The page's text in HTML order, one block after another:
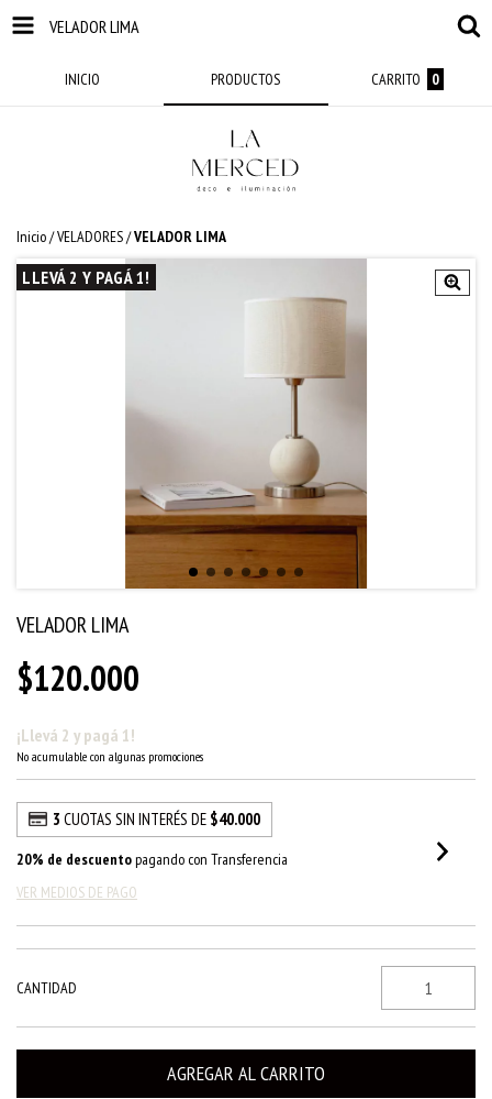
VELADOR LIMA
INICIO PRODUCTOS CARRITO 0
Inicio/VELADORES/VELADOR LIMA
LLEVÁ 2 Y PAGÁ 1!
VELADOR LIMA
$120.000
¡Llevá 2 y pagá 1!
No acumulable con algunas promociones
3 CUOTAS SIN INTERÉS DE $40.000
20% de descuentopagando con Transferencia
VER MEDIOS DE PAGO
CANTIDAD